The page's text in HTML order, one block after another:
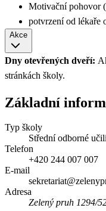
Motivační pohovor
potvrzení od lékaře
Akce
Dny otevřených dveří:
stránkách školy.
Základní
Typ školy
Střední odborné
Telefon
+420 244 007 007
E-mail
Adresa
Zelený pruh 1294/